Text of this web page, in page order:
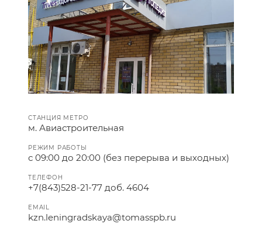
СТАНЦИЯ МЕТРО
м. Авиастроительная
РЕЖИМ РАБОТЫ
с 09:00 до 20:00 (без перерыва и выходных)
ТЕЛЕФОН
+7(843)528-21-77 доб. 4604
EMAIL
kzn.leningradskaya@tomasspb.ru